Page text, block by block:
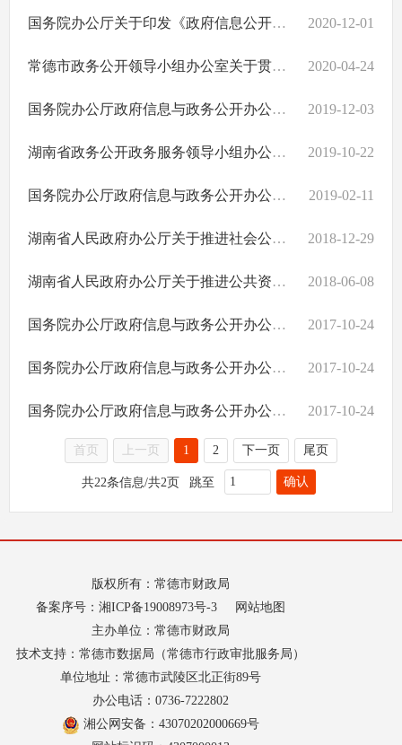
国务院办公厅关于印发《政府信息公开信息处理费管理办法》的通知 2020-12-01
常德市政务公开领导小组办公室关于贯彻落实《湖南省2020年政务公开工作要点》 扎实做好全市政务公开工作的通知 2020-04-24
国务院办公厅政府信息与政务公开办公室关于规范政府信息公开平台有关事项的通知 2019-12-03
湖南省政务公开政务服务领导小组办公室关于印发湖南省政府信息公开工作考核办法和社会评议制度的通知 2019-10-22
国务院办公厅政府信息与政务公开办公室关于机构改革后政府信息公开申请办理问题的解释 2019-02-11
湖南省人民政府办公厅关于推进社会公益事业建设领域政府信息公开的实施意见 2018-12-29
湖南省人民政府办公厅关于推进公共资源配置领域政府信息公开的实施意见 2018-06-08
国务院办公厅政府信息与政务公开办公室关于政府信息公开申请接收渠道问题的解释 2017-10-24
国务院办公厅政府信息与政务公开办公室关于政府信息公开申请答复主体有关问题的解释 2017-10-24
国务院办公厅政府信息与政务公开办公室关于政府信息公开年度报告有关项目填报问题的解释 2017-10-24
首页 上一页 1 2 下一页 尾页
共22条信息/共2页 跳至 确认
版权所有：常德市财政局
备案序号： 湘ICP备19008973号-3
网站地图
主办单位：常德市财政局
技术支持：常德市数据局（常德市行政审批服务局）
单位地址：常德市武陵区北正街89号
办公电话：0736-7222802
湘公网安备：43070202000669号